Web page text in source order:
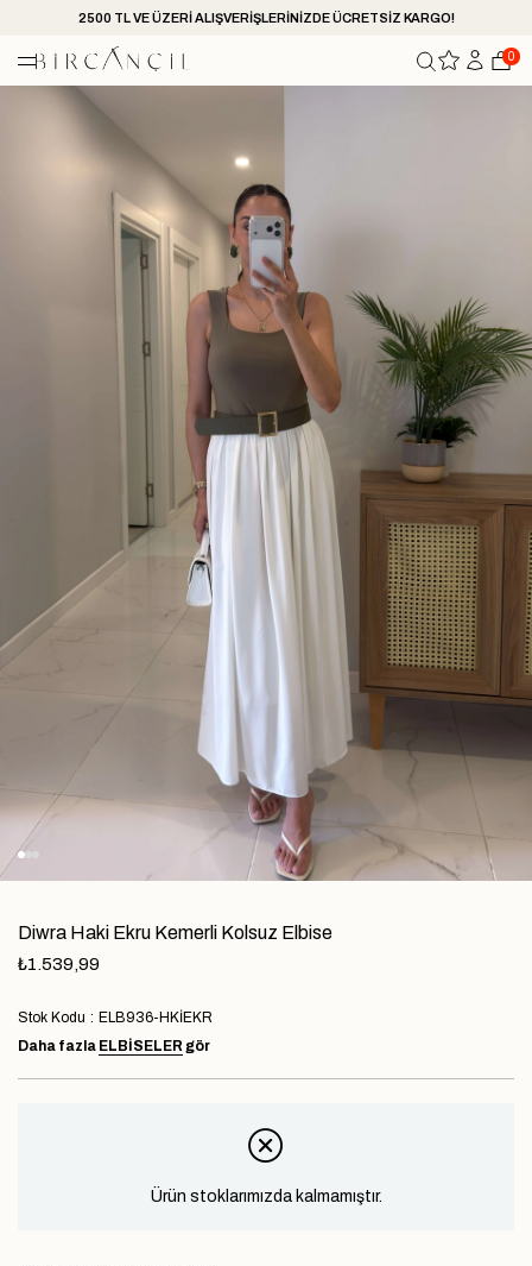
2500 TL VE ÜZERİ ALIŞVERİŞLERİNİZDE ÜCRETSİZ KARGO!
0
Diwra Haki Ekru Kemerli Kolsuz Elbise
₺1.539,99
Stok Kodu
ELB936-HKİEKR
Daha fazla ELBİSELER gör
Ürün stoklarımızda kalmamıştır.